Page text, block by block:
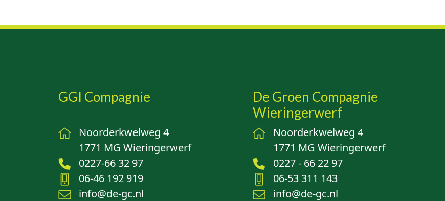
GGI Compagnie
Noorderkwelweg 4
1771 MG Wieringerwerf
0227-66 32 97
06-46 192 919
info@de-gc.nl
De Groen Compagnie
Wieringerwerf
Noorderkwelweg 4
1771 MG Wieringerwerf
0227 - 66 22 97
06-53 311 143
info@de-gc.nl